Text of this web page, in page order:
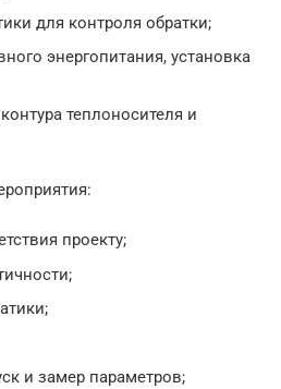
для контроля обратки;
энергопитания, установка
теплоносителя и
проекту;
и замер параметров;